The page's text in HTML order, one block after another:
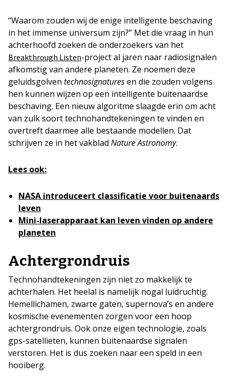
“Waarom zouden wij de enige intelligente beschaving
in het immense universum zijn?” Met die vraag in hun
achterhoofd zoeken de onderzoekers van het
Breakthrough Listen-project al jaren naar radiosignalen
afkomstig van andere planeten. Ze noemen deze
geluidsgolven technosignaturesen die zouden volgens
hen kunnen wijzen op een intelligente buitenaardse
beschaving. Een nieuw algoritme slaagde erin om acht
van zulk soort technohandtekeningen te vinden en
overtreft daarmee alle bestaande modellen. Dat
schrijven ze in het vakblad Nature Astronomy.
Lees ook:
NASA introduceert classificatie voor buitenaards
leven
Mini-laserapparaat kan leven vinden op andere
planeten
Achtergrondruis
Technohandtekeningen zijn niet zo makkelijk te
achterhalen. Het heelal is namelijk nogal luidruchtig.
Hemellichamen, zwarte gaten, supernova’s en andere
kosmische evenementen zorgen voor een hoop
achtergrondruis. Ook onze eigen technologie, zoals
gps-satellieten, kunnen buitenaardse signalen
verstoren. Het is dus zoeken naar een speld in een
hooiberg.